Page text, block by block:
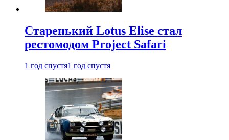
Старенький Lotus Elise стал
рестомодом Project Safari
1 год спустя1 год спустя